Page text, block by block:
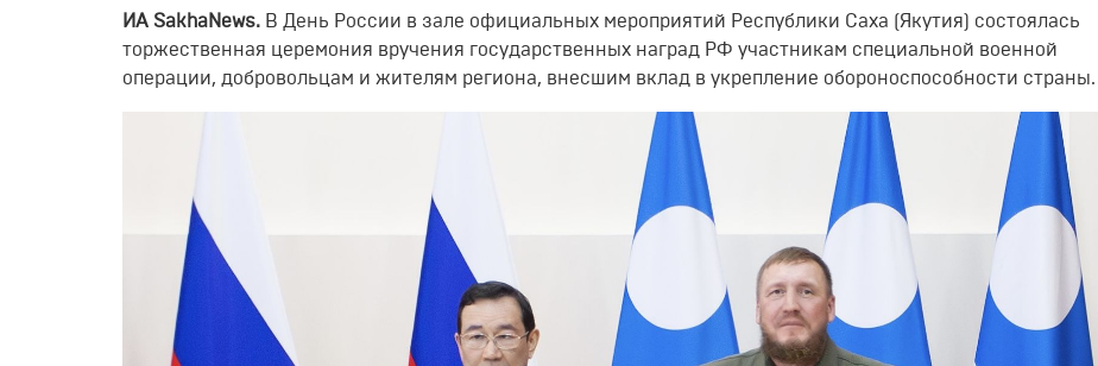
ИА SakhaNews. В День России в зале официальных мероприятий Республики Саха (Якутия) состоялась
торжественная церемония вручения государственных наград РФ участникам специальной военной
операции, добровольцам и жителям региона, внесшим вклад в укрепление обороноспособности страны.